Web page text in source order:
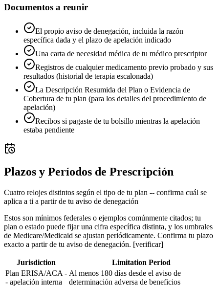
Documentos a reunir
El propio aviso de denegación, incluida la razón
específica dada y el plazo de apelación indicado
Una carta de necesidad médica de tu médico prescriptor
Registros de cualquier medicamento previo probado y sus
resultados (historial de terapia escalonada)
La Descripción Resumida del Plan o Evidencia de
Cobertura de tu plan (para los detalles del procedimiento de
apelación)
Recibos si pagaste de tu bolsillo mientras la apelación
estaba pendiente
Plazos y Períodos de Prescripción
Cuatro relojes distintos según el tipo de tu plan -- confirma cuál se
aplica a ti a partir de tu aviso de denegación
Estos son mínimos federales o ejemplos comúnmente citados; tu
plan o estado puede fijar una cifra específica distinta, y los umbrales
de Medicare/Medicaid se ajustan periódicamente. Confirma tu plazo
exacto a partir de tu aviso de denegación. [verificar]
Jurisdiction
Limitation Period
Plan ERISA/ACA -
- apelación interna
Al menos 180 días desde el aviso de
determinación adversa de beneficios